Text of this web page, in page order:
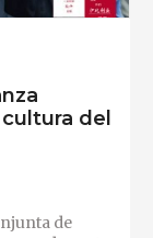
del
de